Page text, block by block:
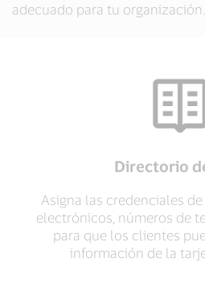
adecuado para tu
Directorio
Asigna las credenciales
electrónicos, números de
para que los clientes
información de la